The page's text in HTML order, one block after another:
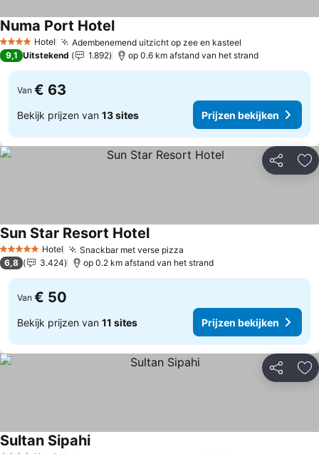
4 SterrenHotel Adembenemend uitzicht op zee en kasteel
Numa Port HotelPrijzen bekijken
9,1 Uitstekend 1.892 op 0.6 km afstand van het strand
Van € 63
Bekijk prijzen van 13 sites Prijzen bekijken
Delen
5 Sterren Hotel Snackbar met verse pizza
Sun Star Resort HotelPrijzen bekijken
6,8 3.424 op 0.2 km afstand van het strand
Van € 50
Bekijk prijzen van 11 sites Prijzen bekijken
Delen
Sultan SipahiPrijzen bekijken